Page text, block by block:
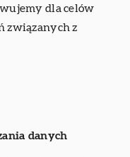
dla celów
związanych z
danych